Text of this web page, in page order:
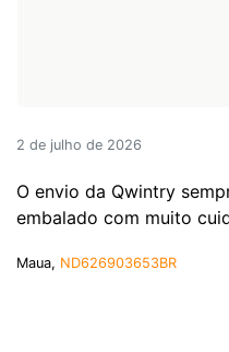
2 de julho de 2026
O envio da Qwintry
embalado com muito
Maua, ND626903653BR